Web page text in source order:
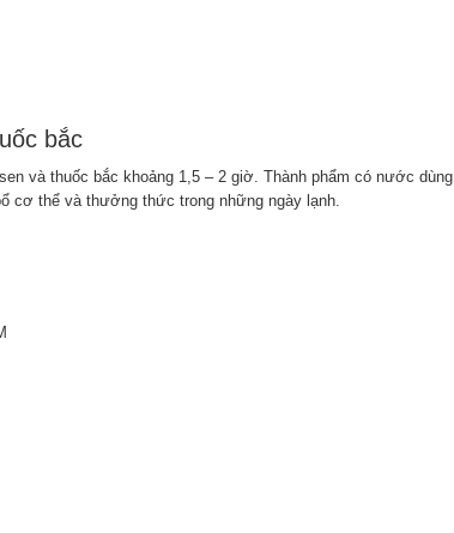
bắc
và thuốc bắc khoảng 1,5 – 2 giờ. Thành phẩm có nước dùng
cơ thể và thưởng thức trong những ngày lạnh.